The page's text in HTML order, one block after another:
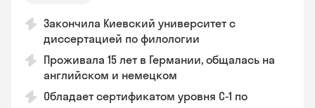
Закончила Киевский университет с
диссертацией по филологии
Проживала 15 лет в Германии, общалась на
английском и немецком
Обладает сертификатом уровня C-1 по